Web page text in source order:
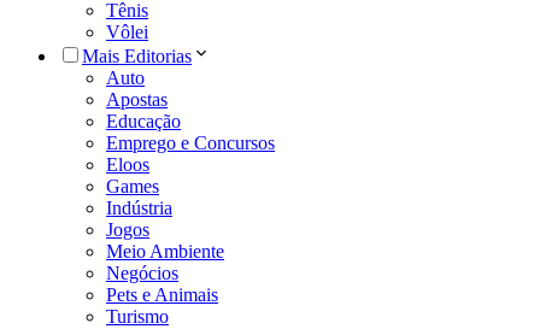
Tênis
Vôlei
Mais Editorias
Auto
Apostas
Educação
Emprego e Concursos
Eloos
Games
Indústria
Jogos
Meio Ambiente
Negócios
Pets e Animais
Turismo